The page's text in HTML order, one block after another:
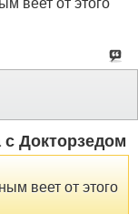
с Докторзедом
веет от этого